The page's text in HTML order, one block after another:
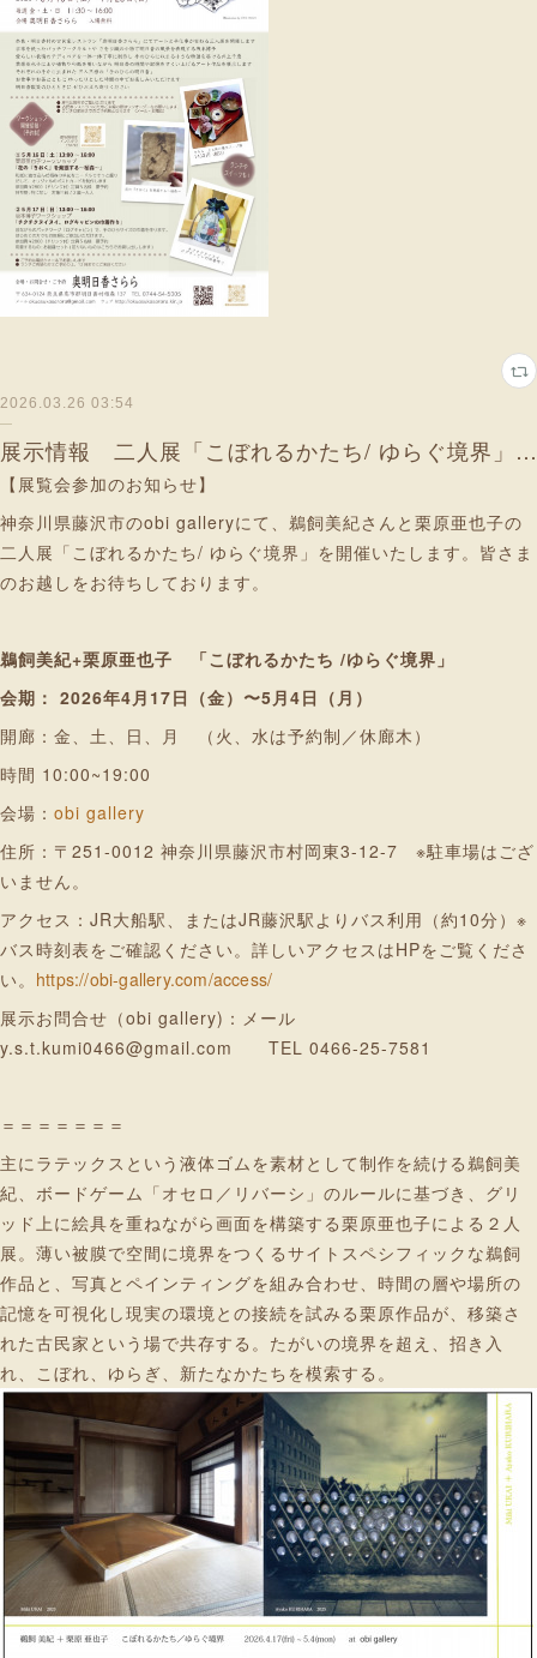
2026.03.26 03:54
展示情報 二人展「こぼれるかたち/ ゆらぐ境界」神奈川・藤沢
【展覧会参加のお知らせ】
神奈川県藤沢市のobi galleryにて、鵜飼美紀さんと栗原亜也子の
二人展「こぼれるかたち/ ゆらぐ境界」を開催いたします。皆さま
のお越しをお待ちしております。
鵜飼美紀+栗原亜也子
「こぼれるかたち /ゆらぐ境界」
会期： 2026年4月17日（金）〜5月4日（月）
開廊：金、土、日、月 （火、水は予約制／休廊木）
時間 10:00~19:00
会場： obi gallery
住所：〒251-0012 神奈川県藤沢市村岡東3-12-7 ※駐車場はござ
いません。
アクセス：JR大船駅、またはJR藤沢駅よりバス利用（約10分）※
バス時刻表をご確認ください。詳しいアクセスはHPをご覧くださ
い。 https://obi-gallery.com/access/
展示お問合せ（obi gallery)：メール
y.s.t.kumi0466@gmail.com TEL 0466-25-7581
＝＝＝＝＝＝＝
主にラテックスという液体ゴムを素材として制作を続ける鵜飼美
紀、ボードゲーム「オセロ／リバーシ」のルールに基づき、グリ
ッド上に絵具を重ねながら画面を構築する栗原亜也子による２人
展。薄い被膜で空間に境界をつくるサイトスペシフィックな鵜飼
作品と、写真とペインティングを組み合わせ、時間の層や場所の
記憶を可視化し現実の環境との接続を試みる栗原作品が、移築さ
れた古民家という場で共存する。たがいの境界を超え、招き入
れ、こぼれ、ゆらぎ、新たなかたちを模索する。